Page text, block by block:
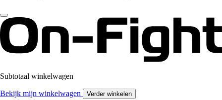
Subtotaal winkelwagen
Bekijk mijn winkelwagen Verder winkelen